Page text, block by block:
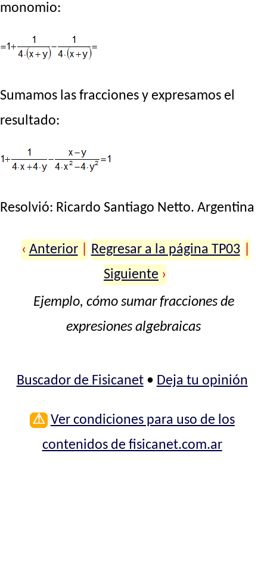
monomio:
Sumamos las fracciones y expresamos el
resultado:
Resolvió: Ricardo Santiago Netto. Argentina
‹ Anterior Regresar a la página TP03
Siguiente ›
Ejemplo, cómo sumar fracciones de
expresiones algebraicas
Buscador de Fisicanet• Deja tu opinión
⚠ Ver condiciones para uso de los
contenidos de fisicanet.com.ar